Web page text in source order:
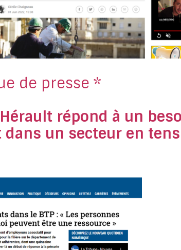
de presse *
Hérault répond à un
un secteur en